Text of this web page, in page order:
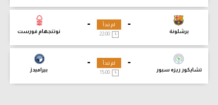
-
برشلونة
-
نوتنجهام فورست
لم تبدأ
-
تشايكور ريزه سبور
-
بيراميدز
لم تبدأ
15:00